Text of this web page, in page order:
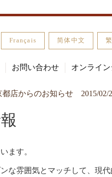
Français 简体中文
お問い合わせ オンライ
都店からのお知らせ2015/02/
ます。
な雰囲気とマッチして、現代